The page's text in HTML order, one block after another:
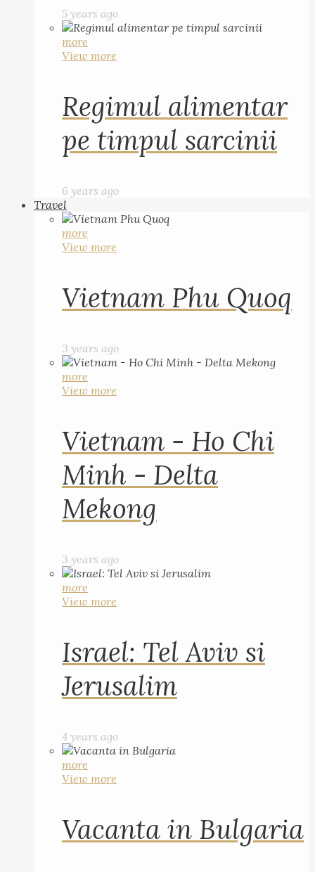
5 years ago
more
View more
Regimul alimentar
pe timpul sarcinii
6 years ago
Travel
more
View more
Vietnam Phu Quoq
3 years ago
more
View more
Vietnam - Ho Chi
Minh - Delta
Mekong
3 years ago
more
View more
Israel: Tel Aviv si
Jerusalim
4 years ago
more
View more
Vacanta in Bulgaria